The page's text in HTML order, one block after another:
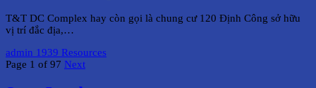
T&T DC Complex hay còn gọi là chung cư 120 Định Công sở hữu
vị trí đắc địa,…
admin 1939 Resources
Page 1 of 97 Next